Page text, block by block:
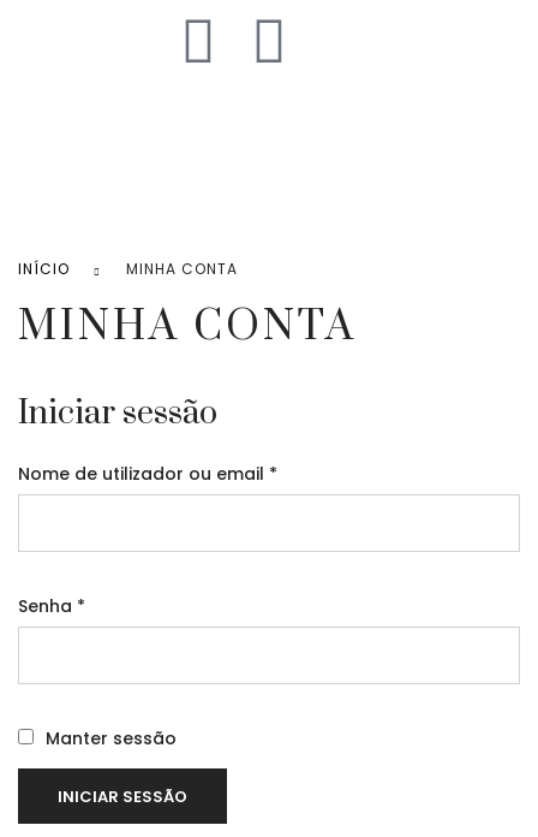
INÍCIO MINHA CONTA
MINHA CONTA
Iniciar sessão
Nome de utilizador ou email *
Senha *
Manter sessão
INICIAR SESSÃO